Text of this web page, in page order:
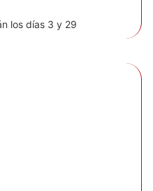
los días 3 y 29